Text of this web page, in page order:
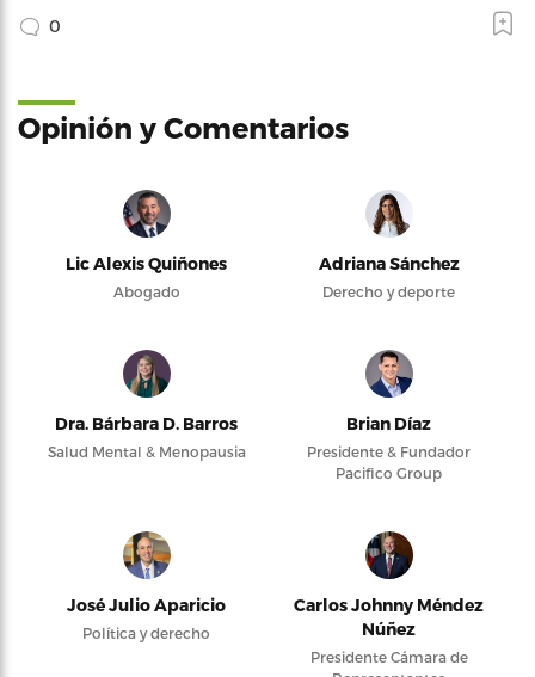
0
Opinión y Comentarios
Lic Alexis Quiñones
Abogado
Adriana Sánchez
Derecho y deporte
Dra. Bárbara D. Barros
Salud Mental & Menopausia
Brian Díaz
Presidente & Fundador
Pacifico Group
José Julio Aparicio
Política y derecho
Carlos Johnny Méndez
Núñez
Presidente Cámara de